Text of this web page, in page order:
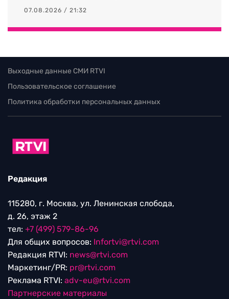
07.08.2026 / 21:32
Выходные данные СМИ RTVI
Пользовательское соглашение
Политика обработки персональных данных
Редакция
115280, г. Москва, ул. Ленинская слобода,
д. 26, этаж 2
тел: +7 (499) 579-86-96
Для общих вопросов: Infortvi@rtvi.com
Редакция RTVI: news@rtvi.com
Маркетинг/PR: pr@rtvi.com
Реклама RTVI: adv-eu@rtvi.com
Партнерские материалы